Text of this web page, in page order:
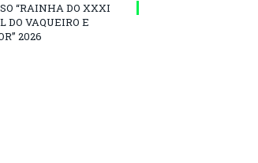
“RAINHA DO XXXI
DO VAQUEIRO E
2026